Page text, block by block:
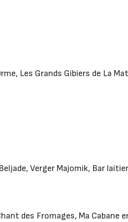
Les Grands Gibiers de La
Verger Majomik, Bar
des Fromages, Ma Cabane